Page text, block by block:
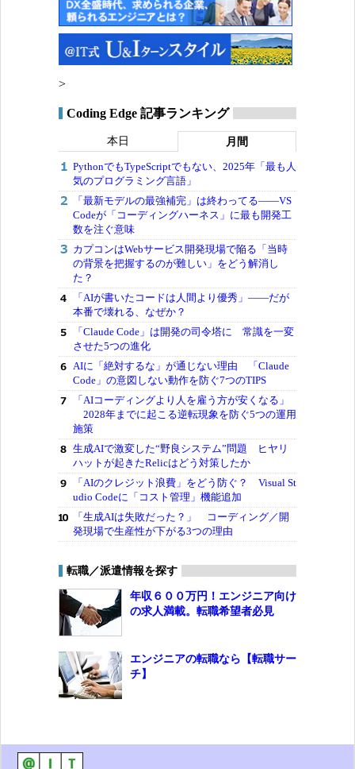
>
Coding Edge 記事ランキング
本日 月間
PythonでもTypeScriptでもない、2025年「最も人
気のプログラミング言語」
「最新モデルの最強補完」は終わってる――VS
Codeが「コーディングハーネス」に最も開発工
数を注ぐ意味
カプコンはWebサービス開発現場で陥る「当時
の背景を把握するのが難しい」をどう解消し
た？
「AIが書いたコードは人間より優秀」――だが
本番で壊れる、なぜか？
「Claude Code」は開発の司令塔に 常識を一変
させた5つの進化
AIに「絶対するな」が通じない理由 「Claude
Code」の意図しない動作を防ぐ7つのTIPS
「AIコーディングより人を雇う方が安くなる」
2028年までに起こる逆転現象を防ぐ5つの運用
施策
生成AIで激変した“野良システム”問題 ヒヤリ
ハットが起きたRelicはどう対策したか
「AIのクレジット浪費」をどう防ぐ？ Visual St
udio Codeに「コスト管理」機能追加
「生成AIは失敗だった？」 コーディング／開
発現場で生産性が下がる3つの理由
転職／派遣情報を探す
年収６００万円！エンジニア向け
の求人満載。転職希望者必見
エンジニアの転職なら【転職サー
チ】